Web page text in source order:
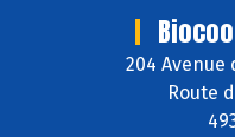
204 Avenue
Route